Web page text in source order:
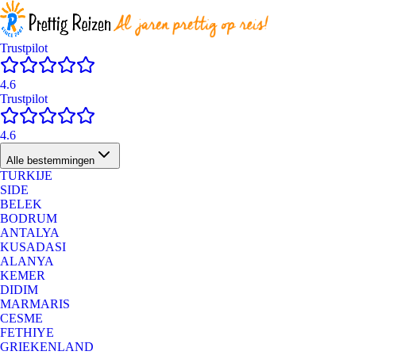
Trustpilot
4.6
Trustpilot
4.6
Alle bestemmingen
TURKIJE
SIDE
BELEK
BODRUM
ANTALYA
KUSADASI
ALANYA
KEMER
DIDIM
MARMARIS
CESME
FETHIYE
GRIEKENLAND